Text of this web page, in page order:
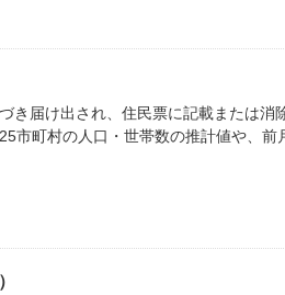
き届け出され、住民票に記載または消
市町村の人口・世帯数の推計値や、前